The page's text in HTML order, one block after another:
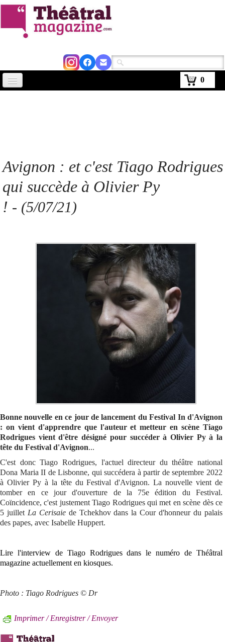
0
Agenda
Kiosque
Abonnement
Se connecter
Avignon : et c'est Tiago Rodrigues
qui succède à Olivier Py
! - (5/07/21)
Bonne nouvelle en ce jour de lancement du Festival In d'Avignon
: on vient d'apprendre que l'auteur et metteur en scène Tiago
Rodrigues vient d'être désigné pour succéder à Olivier Py à la
tête du Festival d'Avignon...
C'est donc Tiago Rodrigues, l'actuel directeur du théâtre national
Dona Maria II de Lisbonne, qui succédera à partir de septembre 2022
à Olivier Py à la tête du Festival d'Avignon. La nouvelle vient de
tomber en ce jour d'ouverture de la 75e édition du Festival.
Coïncidence, c'est justement Tiago Rodrigues qui met en scène dès ce
5 juillet La Cerisaie de Tchekhov dans la Cour d'honneur du palais
des papes, avec Isabelle Huppert.
Lire l'interview de Tiago Rodrigues dans le numéro de Théâtral
magazine actuellement en kiosques.
Photo : Tiago Rodrigues © Dr
Imprimer / Enregistrer / Envoyer